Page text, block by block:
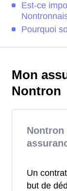
Est-ce
Pourquoi
Mon
Nontron
Un
but de